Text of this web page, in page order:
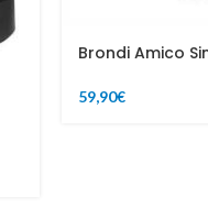
Brondi Amico
59,90€